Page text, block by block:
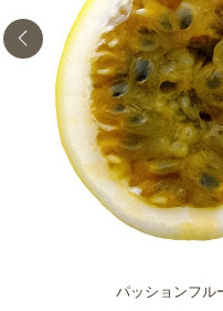
パッションフル